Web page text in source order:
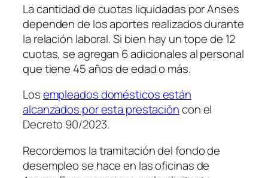
La cantidad de cuotas liquidadas por Anses
dependen de los aportes realizados durante
la relación laboral. Si bien hay un tope de 12
cuotas, se agregan 6 adicionales al personal
que tiene 45 años de edad o más.
Losempleados domésticos están
alcanzados por esta prestacióncon el
Decreto 90/2023.
Recordemos la tramitación del fondo de
desempleo se hace en las oficinas de